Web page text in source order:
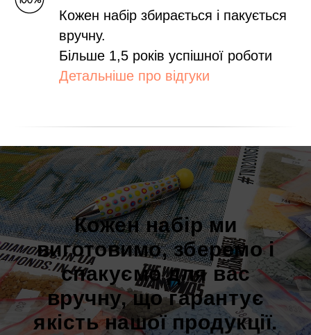
Кожен набір збирається і пакується
вручну.
Більше 1,5 років успішної роботи
Детальніше про відгуки
Кожен набір ми
виготовимо, зберемо і
спакуємо для вас
вручну, що гарантує
якість нашої продукції.